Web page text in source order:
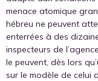
menace atomique
hébreu ne peuvent
enterrées à des
inspecteurs de
le peuvent, dès lors
sur le modèle de celui